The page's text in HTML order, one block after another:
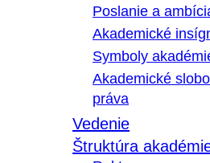
Poslanie a
Akademické
Symboly
Akademické
práva
Vedenie
Štruktúra